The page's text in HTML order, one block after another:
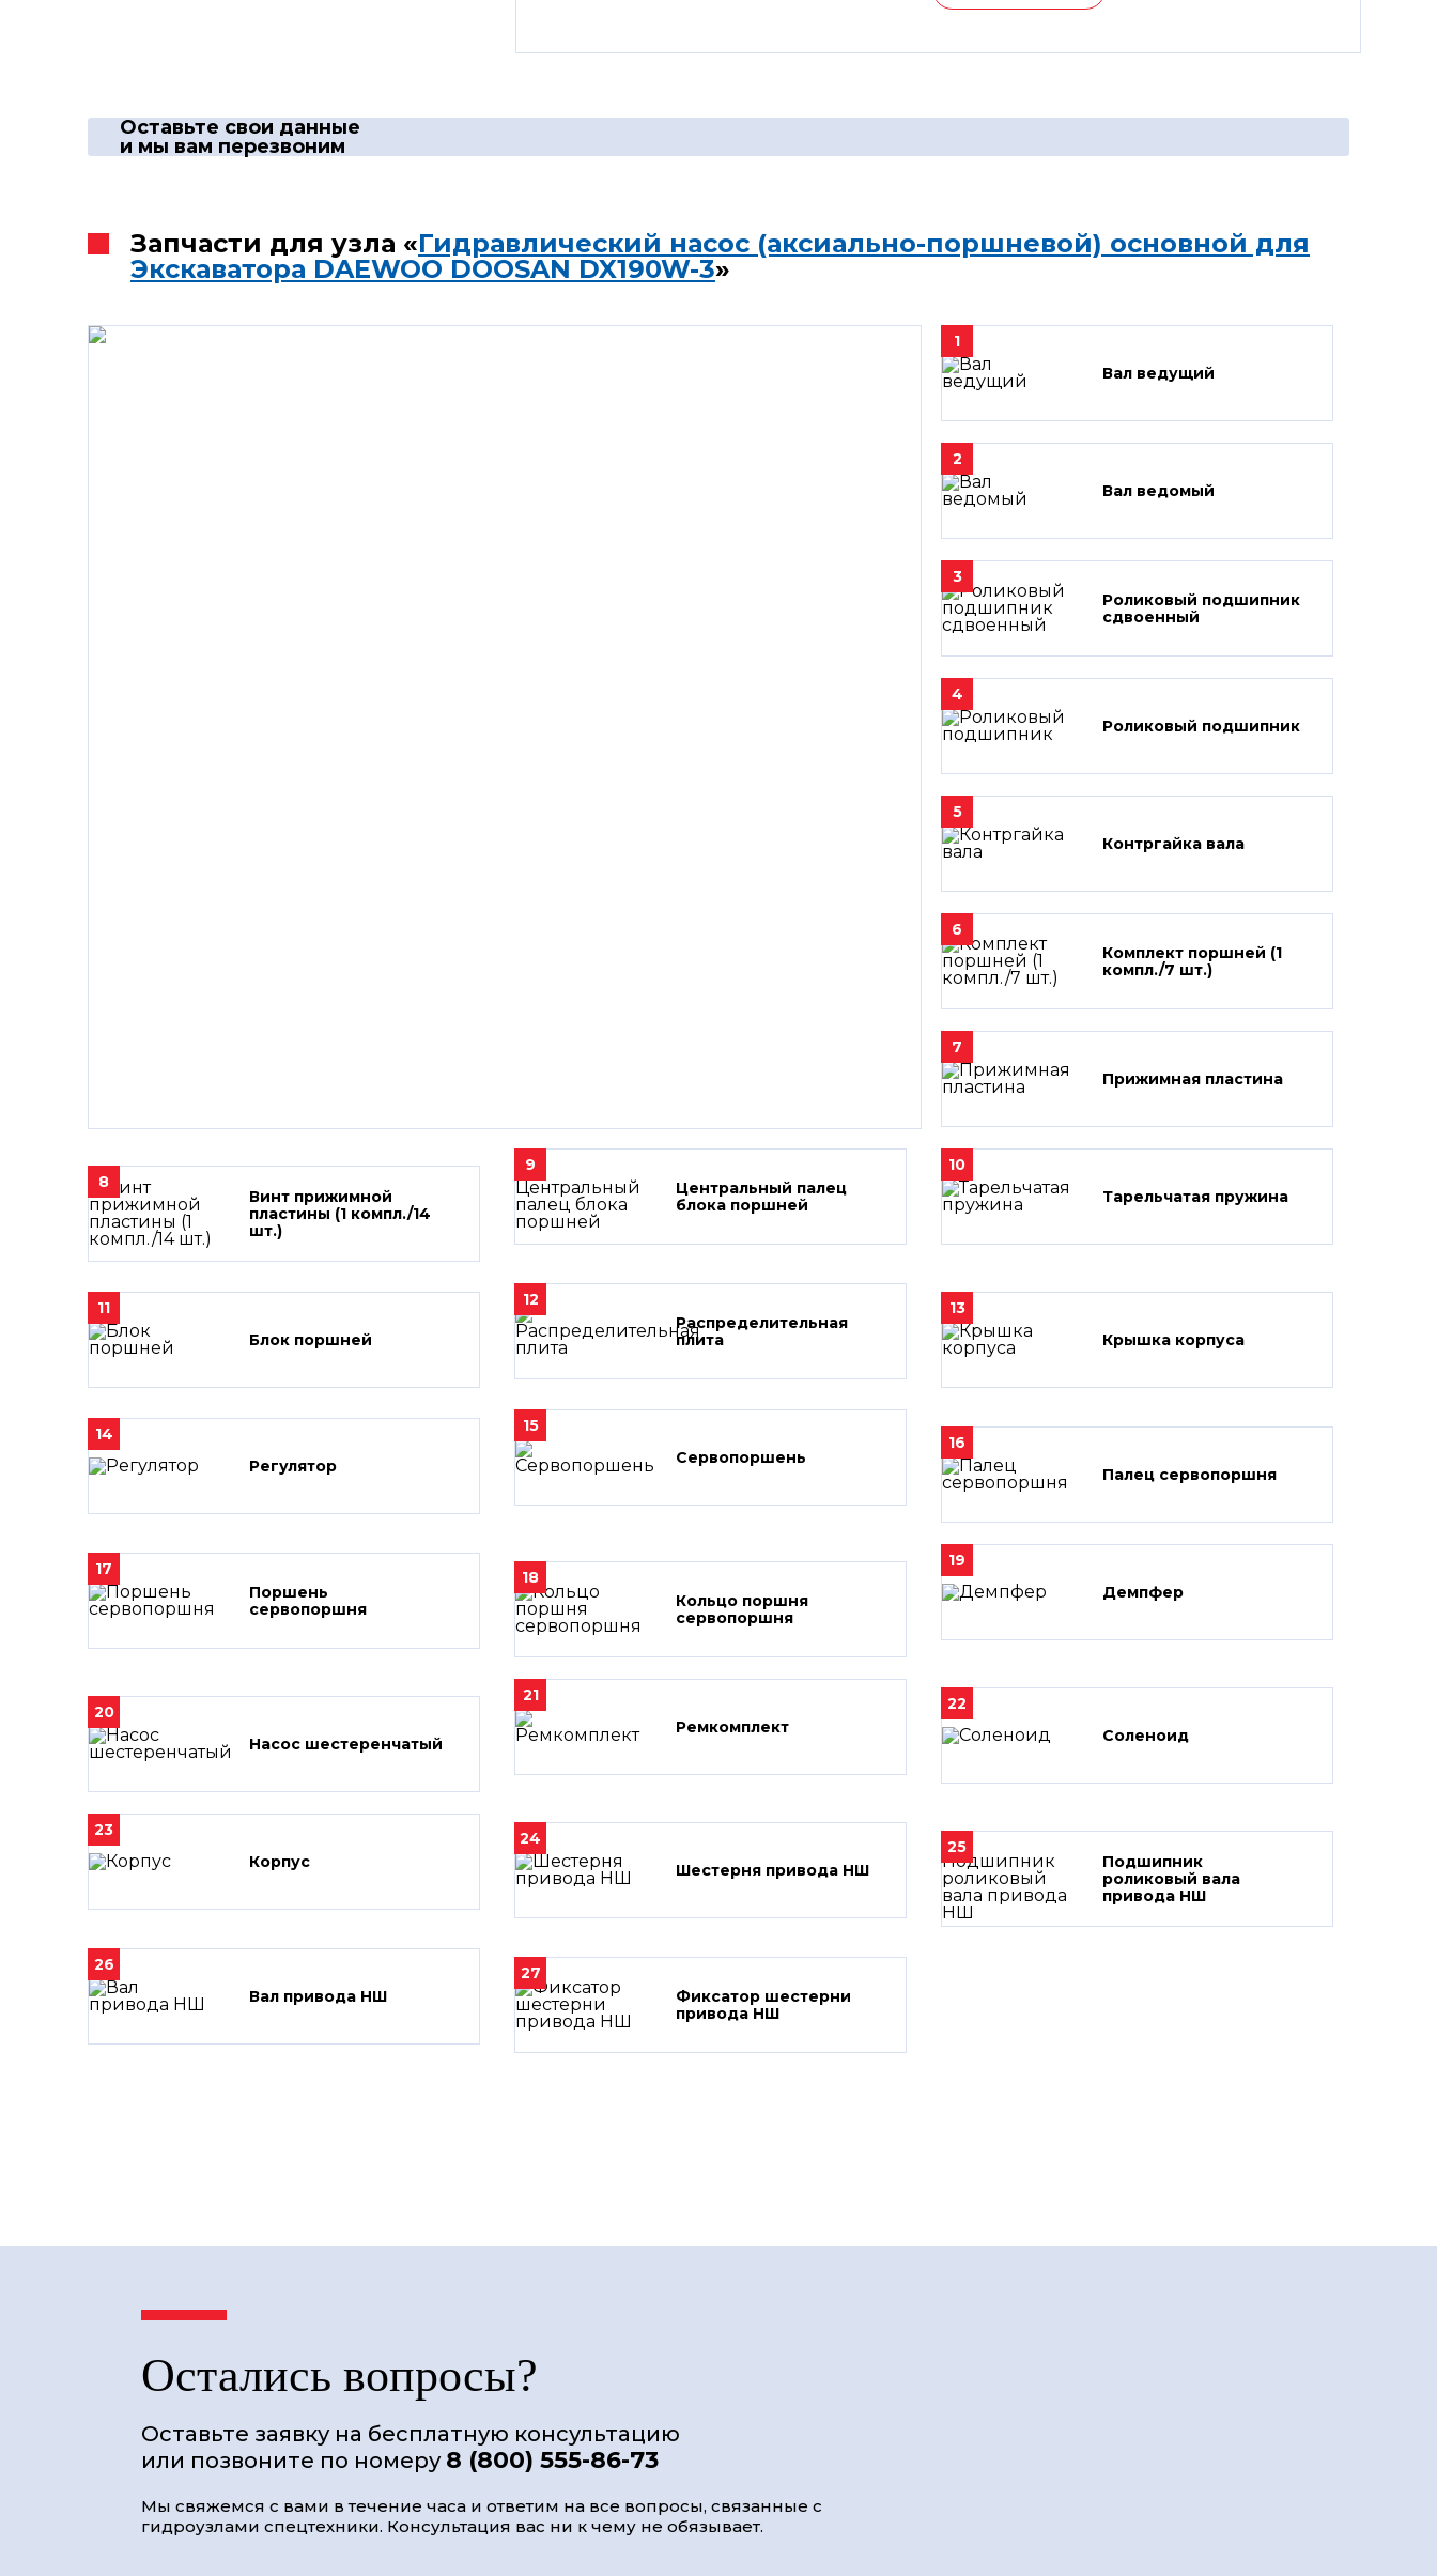
Оставьте свои данные
и мы вам перезвоним
Запчасти для узла «Гидравлический насос (аксиально-поршневой) основной для
Экскаватора DAEWOO DOOSAN DX190W-3»
1
Вал ведущий
2
Вал ведомый
3
Роликовый подшипник
сдвоенный
4
Роликовый подшипник
5
Контргайка вала
6
Комплект поршней (1
компл./7 шт.)
7
Прижимная пластина
8
Винт прижимной
пластины (1 компл./14
шт.)
9
Центральный палец
блока поршней
10
Тарельчатая пружина
11
Блок поршней
12
Распределительная
плита
13
Крышка корпуса
14
Регулятор
15
Сервопоршень
16
Палец сервопоршня
17
Поршень
сервопоршня
18
Кольцо поршня
сервопоршня
19
Демпфер
20
Насос шестеренчатый
21
Ремкомплект
22
Соленоид
23
Корпус
24
Шестерня привода НШ
25
Подшипник
роликовый вала
привода НШ
26
Вал привода НШ
27
Фиксатор шестерни
привода НШ
Остались вопросы?
Оставьте заявку на бесплатную консультацию
или позвоните по номеру 8 (800) 555-86-73
Мы свяжемся с вами в течение часа и ответим на все вопросы, связанные с
гидроузлами спецтехники. Консультация вас ни к чему не обязывает.